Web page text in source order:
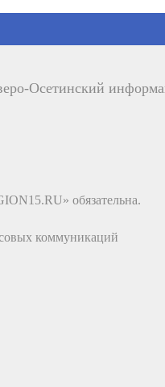
Осетинский
обязательна.
коммуникаций